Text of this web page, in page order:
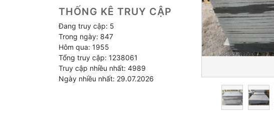
THỐNG KÊ TRUY CẬP
Đang truy cập: 5
Trong ngày: 847
Hôm qua: 1955
Tổng truy cập: 1238061
Truy cập nhiều nhất: 4989
Ngày nhiều nhất: 29.07.2026